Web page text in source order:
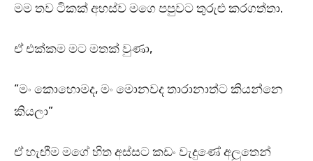
මම තව ටිකක් අහස්ව මගෙ පපුවට තුරුළු කරගත්තා.
ඒ එක්කම මට මතක් වුණා,
“මං කොහොමද, මං මොනවද තාරානාත්ට කියන්නෙ
කියලා”
ඒ හැඟීම මගේ හිත අස්සට කඩං වැදුණේ අලුතෙන්